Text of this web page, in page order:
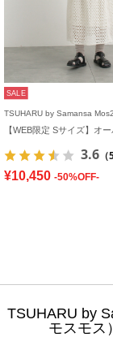
SALE
TSUHARU by Samansa Mos2
3.6 （
¥10,450 -50%OFF-
TSUHARU by
モスモス